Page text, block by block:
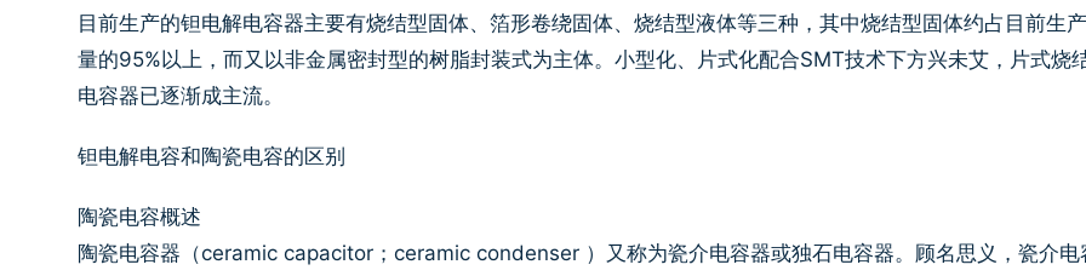
目前生产的钽电解电容器主要有烧结型固体、箔形卷绕固体、烧结型液体等三种，其中烧结型固体约占目前生
量的95%以上，而又以非金属密封型的树脂封装式为主体。小型化、片式化配合SMT技术下方兴未艾，片式烧
电容器已逐渐成主流。
钽电解电容和陶瓷电容的区别
陶瓷电容概述
陶瓷电容器（ceramic capacitor；ceramic condenser ）又称为瓷介电容器或独石电容器。顾名思义，瓷介电